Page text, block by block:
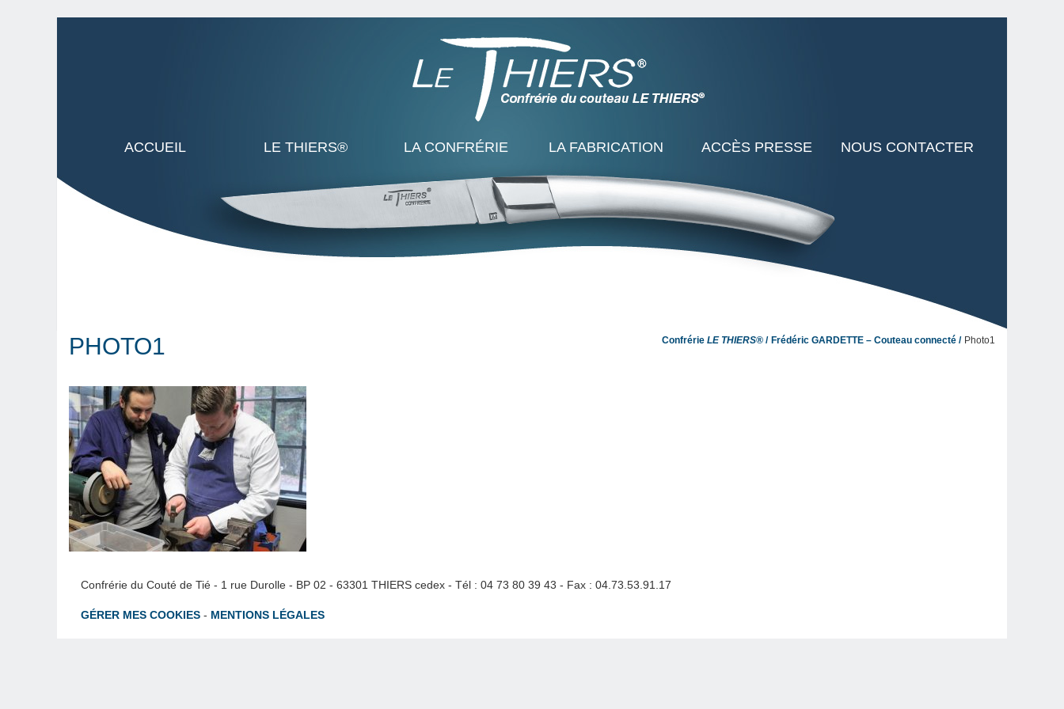
ACCUEIL LE THIERS® LA CONFRÉRIE LA FABRICATION ACCÈS PRESSE NOUS CONTACTER
PHOTO1 Confrérie LE THIERS® Frédéric GARDETTE – Couteau connecté Photo1
Confrérie du Couté de Tié - 1 rue Durolle - BP 02 - 63301 THIERS cedex - Tél : 04 73 80 39 43 - Fax : 04.73.53.91.17
GÉRER MES COOKIES - MENTIONS LÉGALES